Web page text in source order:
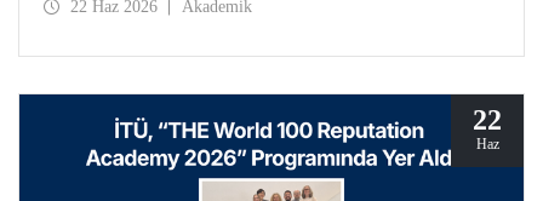
22 Haz 2026 Akademik
22
Haz